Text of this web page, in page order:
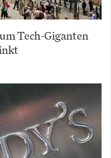
Tech-Giganten